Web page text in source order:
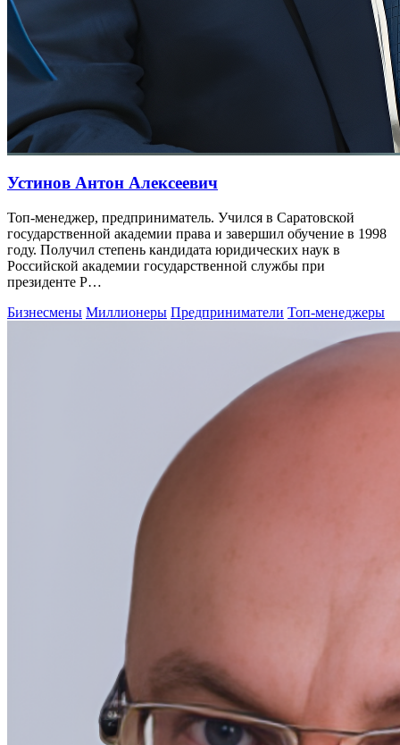
Устинов Антон Алексеевич
Топ-менеджер, предприниматель. Учился в Саратовской
государственной академии права и завершил обучение в 1998
году. Получил степень кандидата юридических наук в
Российской академии государственной службы при
президенте Р…
Бизнесмены Миллионеры Предприниматели Топ-менеджеры